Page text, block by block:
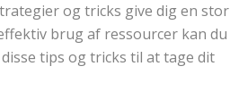
og tricks give dig en stor
brug af ressourcer kan du
tips og tricks til at tage dit